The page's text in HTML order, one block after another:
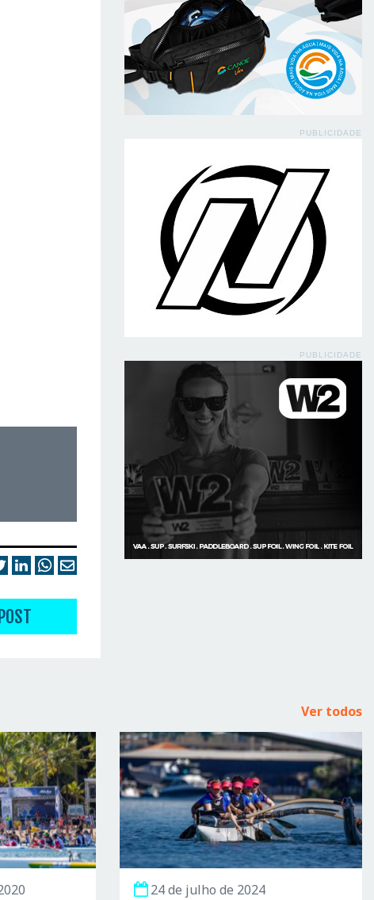
PUBLICIDADE
PUBLICIDADE
Ver todos
24 de julho de 2024